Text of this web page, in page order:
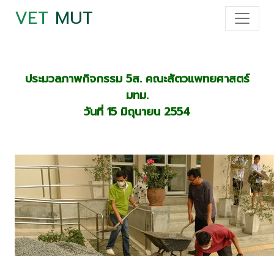
VET MUT
ประมวลภาพกิจกรรม 5ส. คณะสัตวแพทยศาสตร์
มทม.
วันที่ 15 มิถุนายน 2554